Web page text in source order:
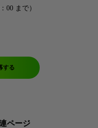
00 まで）
する
ページ